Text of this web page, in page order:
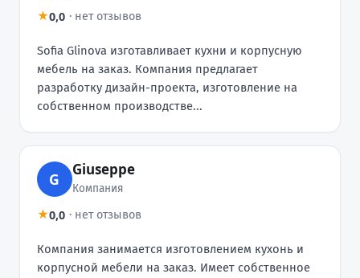
★0,0 · нет отзывов
Sofia Glinova изготавливает кухни и корпусную
мебель на заказ. Компания предлагает
разработку дизайн-проекта, изготовление на
собственном производстве...
G
Giuseppe
Компания
★0,0 · нет отзывов
Компания занимается изготовлением кухонь и
корпусной мебели на заказ. Имеет собственное